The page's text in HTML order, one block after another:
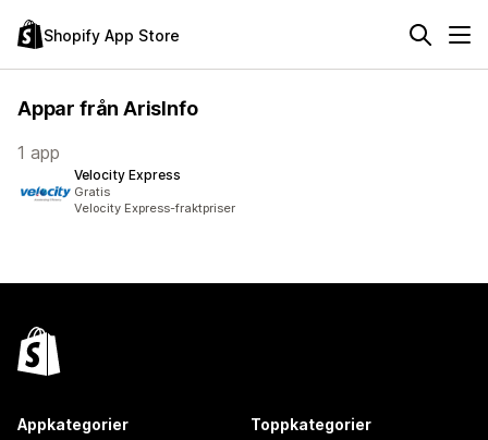
Shopify App Store
Appar från ArisInfo
1 app
Velocity Express
Gratis
Velocity Express-fraktpriser
Appkategorier Toppkategorier